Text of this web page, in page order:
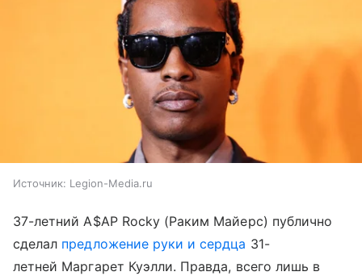
Источник: Legion-Media.ru
37-летний A$AP Rocky (Раким Майерс) публично
сделал предложение руки и сердца 31-
летней Маргарет Куэлли. Правда, всего лишь в